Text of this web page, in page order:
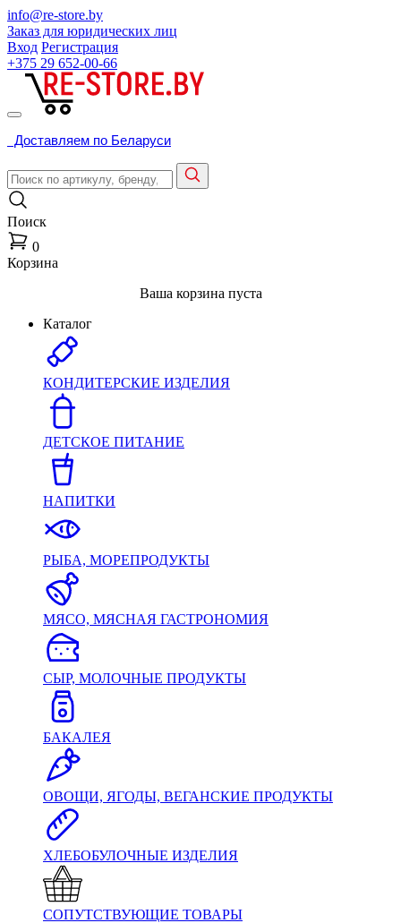
info@re-store.by
Заказ для юридических лиц
Вход Регистрация
+375 29 652-00-66
Доставляем по Беларуси
Поиск
0
Корзина
Ваша корзина пуста
Каталог
КОНДИТЕРСКИЕ ИЗДЕЛИЯ
ДЕТСКОЕ ПИТАНИЕ
НАПИТКИ
РЫБА, МОРЕПРОДУКТЫ
МЯСО, МЯСНАЯ ГАСТРОНОМИЯ
СЫР, МОЛОЧНЫЕ ПРОДУКТЫ
БАКАЛЕЯ
ОВОЩИ, ЯГОДЫ, ВЕГАНСКИЕ ПРОДУКТЫ
ХЛЕБОБУЛОЧНЫЕ ИЗДЕЛИЯ
СОПУТСТВУЮЩИЕ ТОВАРЫ